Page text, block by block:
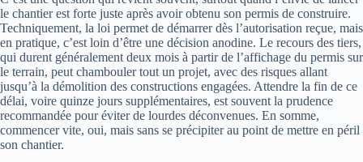
le chantier est forte juste après avoir obtenu son permis de construire.
Techniquement, la loi permet de démarrer dès l’autorisation reçue, mais
en pratique, c’est loin d’être une décision anodine. Le recours des tiers,
qui durent généralement deux mois à partir de l’affichage du permis sur
le terrain, peut chambouler tout un projet, avec des risques allant
jusqu’à la démolition des constructions engagées. Attendre la fin de ce
délai, voire quinze jours supplémentaires, est souvent la prudence
recommandée pour éviter de lourdes déconvenues. En somme,
commencer vite, oui, mais sans se précipiter au point de mettre en péril
son chantier.